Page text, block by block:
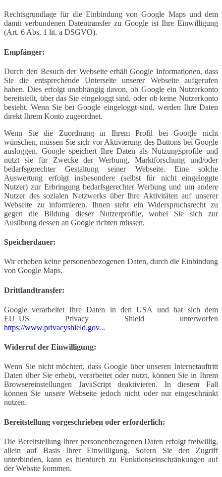
Rechtsgrundlage für die Einbindung von Google Maps und dem
damit verbundenen Datentransfer zu Google ist Ihre Einwilligung
(Art. 6 Abs. 1 lit. a DSGVO).
Empfänger:
Durch den Besuch der Webseite erhält Google Informationen, dass
Sie die entsprechende Unterseite unserer Webseite aufgerufen
haben. Dies erfolgt unabhängig davon, ob Google ein Nutzerkonto
bereitstellt, über das Sie eingeloggt sind, oder ob keine Nutzerkonto
besteht. Wenn Sie bei Google eingeloggt sind, werden Ihre Daten
direkt Ihrem Konto zugeordnet.
Wenn Sie die Zuordnung in Ihrem Profil bei Google nicht
wünschen, müssen Sie sich vor Aktivierung des Buttons bei Google
ausloggen. Google speichert Ihre Daten als Nutzungsprofile und
nutzt sie für Zwecke der Werbung, Marktforschung und/oder
bedarfsgerechter Gestaltung seiner Webseite. Eine solche
Auswertung erfolgt insbesondere (selbst für nicht eingeloggte
Nutzer) zur Erbringung bedarfsgerechter Werbung und um andere
Nutzer des sozialen Netzwerks über Ihre Aktivitäten auf unserer
Webseite zu informieren. Ihnen steht ein Widerspruchsrecht zu
gegen die Bildung dieser Nutzerprofile, wobei Sie sich zur
Ausübung dessen an Google richten müssen.
Speicherdauer:
Wir erheben keine personenbezogenen Daten, durch die Einbindung
von Google Maps.
Drittlandtransfer:
Google verarbeitet Ihre Daten in den USA und hat sich dem
EU_US Privacy Shield unterworfen
https://www.privacyshield.gov...
Widerruf der Einwilligung:
Wenn Sie nicht möchten, dass Google über unseren Internetauftritt
Daten über Sie erhebt, verarbeitet oder nutzt, können Sie in Ihrem
Browsereinstellungen JavaScript deaktivieren. In diesem Fall
können Sie unsere Webseite jedoch nicht oder nur eingeschränkt
nutzen.
Bereitstellung vorgeschrieben oder erforderlich:
Die Bereitstellung Ihrer personenbezogenen Daten erfolgt freiwillig,
allein auf Basis Ihrer Einwilligung. Sofern Sie den Zugriff
unterbinden, kann es hierdurch zu Funktionseinschränkungen auf
der Website kommen.